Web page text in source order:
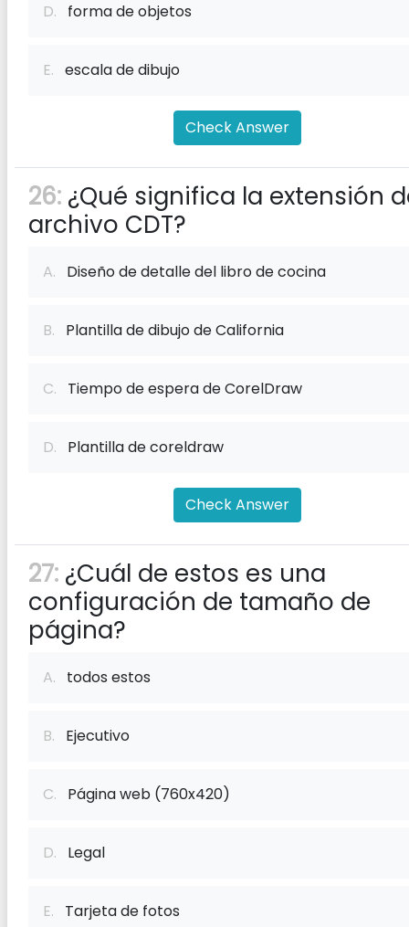
D. forma de objetos
E. escala de dibujo
Check Answer
26: ¿Qué significa la extensión
archivo CDT?
A. Diseño de detalle del libro de cocina
B. Plantilla de dibujo de California
C. Tiempo de espera de CorelDraw
D. Plantilla de coreldraw
Check Answer
27: ¿Cuál de estos es una
configuración de tamaño de
página?
A. todos estos
B. Ejecutivo
C. Página web (760x420)
D. Legal
E. Tarjeta de fotos